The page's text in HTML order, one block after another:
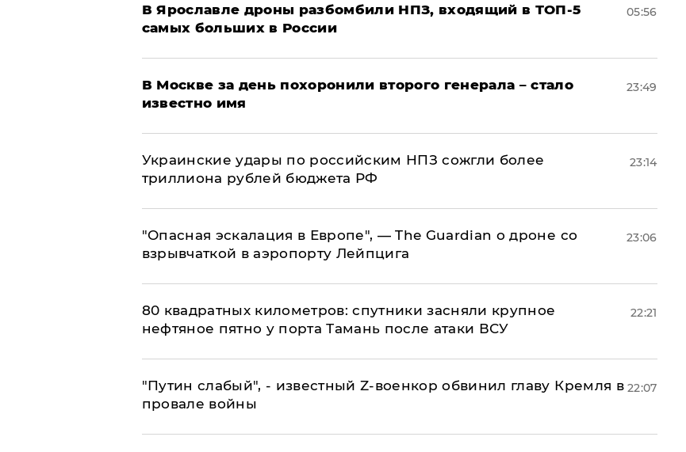
В Ярославле дроны разбомбили НПЗ, входящий в ТОП-5
самых больших в России
05:56
В Москве за день похоронили второго генерала – стало
известно имя
23:49
Украинские удары по российским НПЗ сожгли более
триллиона рублей бюджета РФ
23:14
"Опасная эскалация в Европе", — The Guardian о дроне со
взрывчаткой в аэропорту Лейпцига
23:06
80 квадратных километров: спутники засняли крупное
нефтяное пятно у порта Тамань после атаки ВСУ
22:21
​"Путин слабый", - известный Z-военкор обвинил главу Кремля в
провале войны
22:07